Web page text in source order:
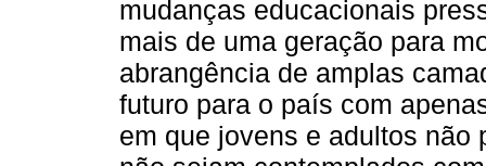
mudanças educacionais
mais de uma geração para
abrangência de amplas
futuro para o país com
em que jovens e adultos não